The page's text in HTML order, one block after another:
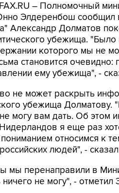
– Полномочный
Элдеренбош сообщил
Александр Долматов
убежища.
которого мы не
становится очевидно:
ему убежища", -
не может раскрыть
убежища Долматову.
могу вам дать. Об этом
я еще раз
относимся к
людей", -
мы перенаправили в
ничего не могу", -